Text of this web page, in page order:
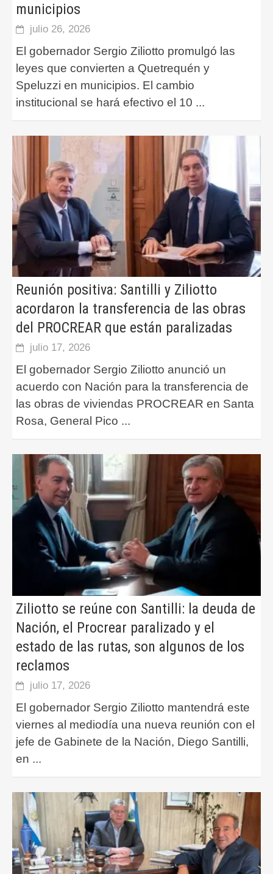
municipios
julio 26, 2026
El gobernador Sergio Ziliotto promulgó las
leyes que convierten a Quetrequén y
Speluzzi en municipios. El cambio
institucional se hará efectivo el 10 ...
Reunión positiva: Santilli y Ziliotto
acordaron la transferencia de las obras
del PROCREAR que están paralizadas
julio 17, 2026
El gobernador Sergio Ziliotto anunció un
acuerdo con Nación para la transferencia de
las obras de viviendas PROCREAR en Santa
Rosa, General Pico ...
Ziliotto se reúne con Santilli: la deuda de
Nación, el Procrear paralizado y el
estado de las rutas, son algunos de los
reclamos
julio 17, 2026
El gobernador Sergio Ziliotto mantendrá este
viernes al mediodía una nueva reunión con el
jefe de Gabinete de la Nación, Diego Santilli,
en ...